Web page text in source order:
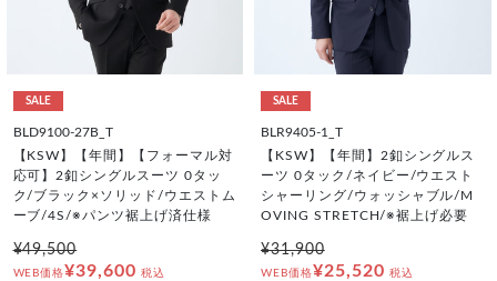
SALE
BLD9100-27B_T
【KSW】【年間】【フォーマル対
応可】2釦シングルスーツ 0タッ
ク/ブラック×ソリッド/ウエストム
ーブ/4S/※パンツ裾上げ済仕様
¥49,500
WEB価格¥39,600 税込
SALE
BLR9405-1_T
【KSW】【年間】2釦シングルス
ーツ 0タック/ネイビー/ウエスト
シャーリング/ウォッシャブル/M
OVING STRETCH/※裾上げ必要
¥31,900
WEB価格¥25,520 税込